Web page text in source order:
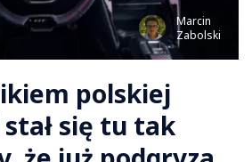
Marcin
Zabolski
polskiej
się tu tak